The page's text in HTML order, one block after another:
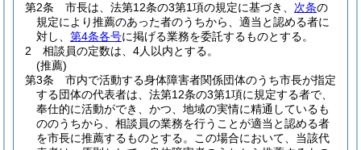
第2条
市長は、法第12条の3第1項の規定に基づき、 次条の
規定により推薦のあった者のうちから、適当と認める者に
対し、 第4条各号に掲げる業務を委託するものとする。
2
相談員の定数は、4人以内とする。
(推薦)
第3条
市内で活動する身体障害者関係団体のうち市長が指定
する団体の代表者は、法第12条の3第1項に規定する者で、
奉仕的に活動ができ、かつ、地域の実情に精通しているも
ののうちから、相談員の業務を行うことが適当と認める者
を市長に推薦するものとする。
この場合において、当該代